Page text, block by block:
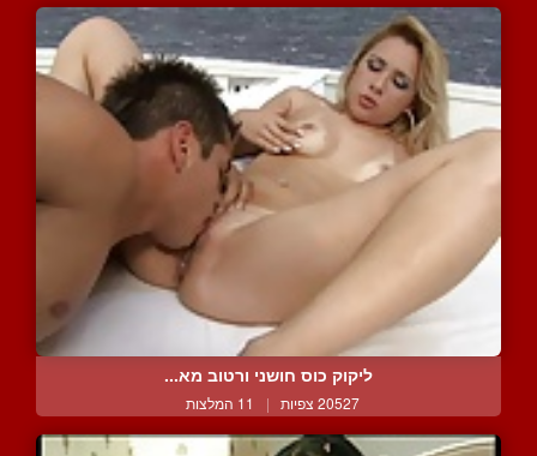
ליקוק כוס חושני ורטוב מא...
20527 צפיות | 11 המלצות